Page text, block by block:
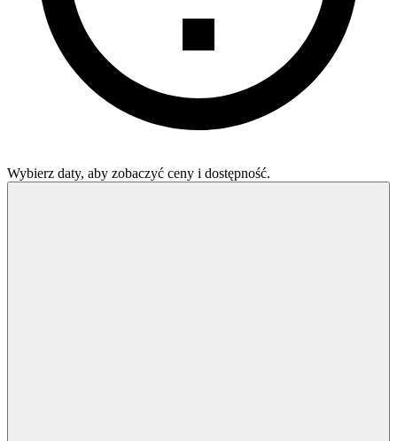
Wybierz daty, aby zobaczyć ceny i dostępność.